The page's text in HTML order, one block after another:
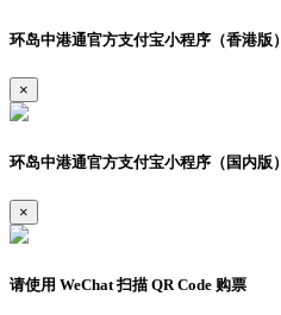
环岛中港通官方支付宝小程序（香港版）
×
环岛中港通官方支付宝小程序（国内版）
×
请使用 WeChat 扫描 QR Code 购票